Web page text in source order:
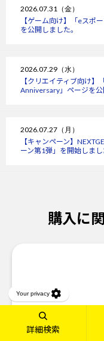
詳細検索
2026.07.31（金）
【ゲーム向け】「eスポ
を公開しました。
2026.07.29（水）
【クリエイティブ向け
Anniversary」ページを公
2026.07.27（月）
【キャンペーン】
ーン第1弾」を開始しまし
購入に